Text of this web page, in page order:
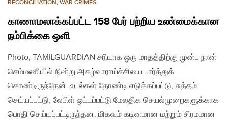
RECONCILIATION, WAR CRIMES
காணாமலாக்கப்பட்ட 158 பேர் பற்றிய உண்மைக்கான
நம்பிக்கை ஒளி
Photo, TAMILGUARDIAN சரியாக ஒரு மாதத்திற்கு முன்பு நான்
செம்மணியில் நின்று அகழ்வாராய்ச்சியை பார்த்துக்
கொண்டிருந்தேன். உடல்கள் தோண்டி எடுக்கப்பட்டு, சுத்தம்
செய்யப்பட்டு, லேபிள் ஒட்டப்பட்டு மேலதிக செயல்முறைகளுக்காக
பொதி செய்யப்பட்டிருந்தன. மிகவும் கடினமான மற்றும் சிரமமான